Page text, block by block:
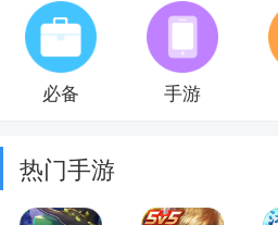
必备 手游
热门手游